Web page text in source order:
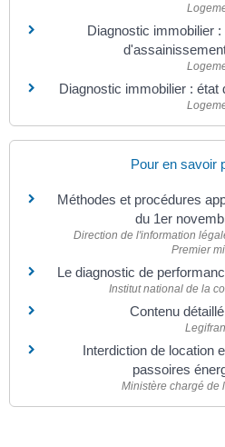
Diagnostic immobilier
Diagnostic immobilier : état
Pour en savoir
Méthodes et procédures
du 1er
Direction de l'information
Premier
Le diagnostic de
Institut national de la
Contenu
Interdiction de location
passoires
Ministère chargé de